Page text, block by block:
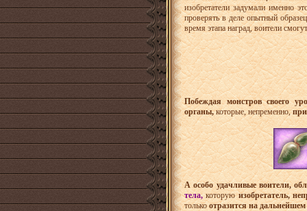
изобретатели задумали именно
проверять в деле опытный
время этапа наград, воители
Побеждая монстров своего
органы,которые, непременно,
А особо удачливые воители,
тела,которуюизобретатель,
толькоотразится на